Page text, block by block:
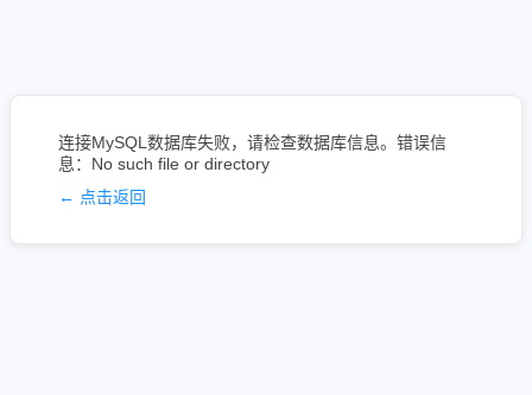
连接MySQL数据库失败，请检查数据库信息。错误信
息：No such file or directory
← 点击返回